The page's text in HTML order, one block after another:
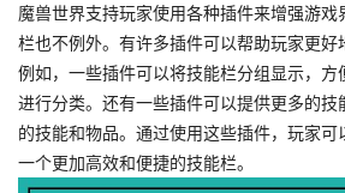
魔兽世界支持玩家使用各种插件来增强游
栏也不例外。有许多插件可以帮助玩家更好
例如，一些插件可以将技能栏分组显示，
进行分类。还有一些插件可以提供更多的技
的技能和物品。通过使用这些插件，玩家可
一个更加高效和便捷的技能栏。